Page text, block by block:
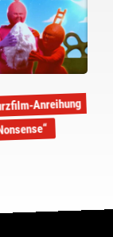
Anreihung